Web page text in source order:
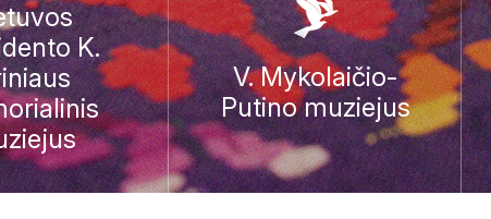
K.
V. Mykolaičio-
Putino muziejus